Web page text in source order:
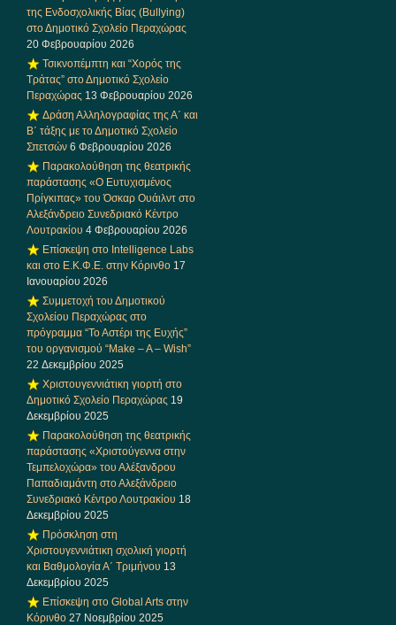
της Ενδοσχολικής Βίας (Bullying)
στο Δημοτικό Σχολείο Περαχώρας
20 Φεβρουαρίου 2026
Τσικνοπέμπτη και “Χορός της
Τράτας” στο Δημοτικό Σχολείο
Περαχώρας 13 Φεβρουαρίου 2026
Δράση Αλληλογραφίας της Α΄ και
Β΄ τάξης με το Δημοτικό Σχολείο
Σπετσών 6 Φεβρουαρίου 2026
Παρακολούθηση της θεατρικής
παράστασης «Ο Ευτυχισμένος
Πρίγκιπας» του Όσκαρ Ουάιλντ στο
Αλεξάνδρειο Συνεδριακό Κέντρο
Λουτρακίου 4 Φεβρουαρίου 2026
Επίσκεψη στο Intelligence Labs
και στο Ε.Κ.Φ.Ε. στην Κόρινθο 17
Ιανουαρίου 2026
Συμμετοχή του Δημοτικού
Σχολείου Περαχώρας στο
πρόγραμμα “Το Αστέρι της Ευχής”
του οργανισμού “Make – A – Wish”
22 Δεκεμβρίου 2025
Χριστουγεννιάτικη γιορτή στο
Δημοτικό Σχολείο Περαχώρας 19
Δεκεμβρίου 2025
Παρακολούθηση της θεατρικής
παράστασης «Χριστούγεννα στην
Τεμπελοχώρα» του Αλέξανδρου
Παπαδιαμάντη στο Αλεξάνδρειο
Συνεδριακό Κέντρο Λουτρακίου 18
Δεκεμβρίου 2025
Πρόσκληση στη
Χριστουγεννιάτικη σχολική γιορτή
και Βαθμολογία Α΄ Τριμήνου 13
Δεκεμβρίου 2025
Επίσκεψη στο Global Arts στην
Κόρινθο 27 Νοεμβρίου 2025